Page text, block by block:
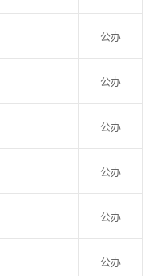
公办
公办
公办
公办
公办
公办